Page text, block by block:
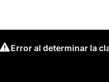
Error al determinar la